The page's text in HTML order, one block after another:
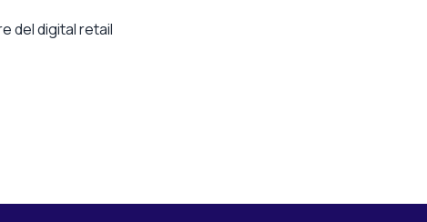
del digital retail